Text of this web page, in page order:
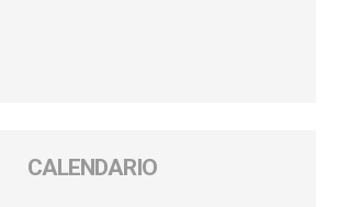
CALENDARIO